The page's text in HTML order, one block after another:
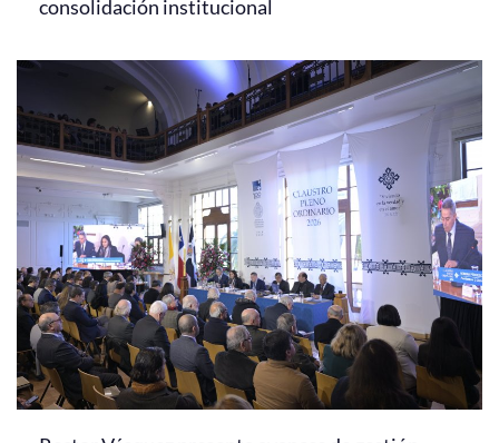
consolidación institucional